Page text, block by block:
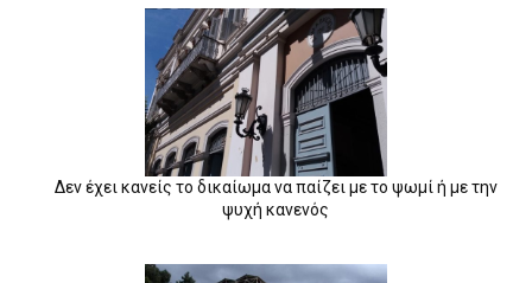
Δεν έχει κανείς το δικαίωμα να παίζει με το ψωμί ή με την
ψυχή κανενός